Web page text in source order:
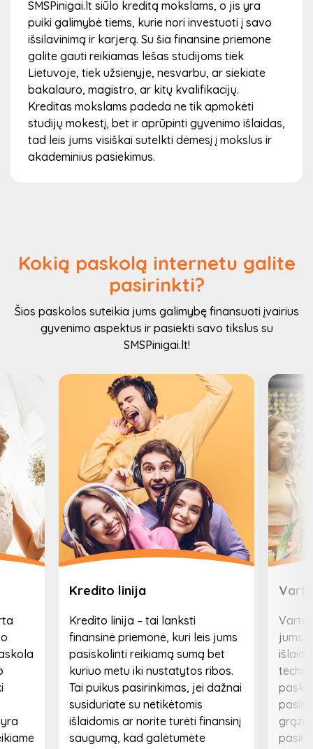
SMSPinigai.lt siūlo kreditą mokslams, o jis yra
puiki galimybė tiems, kurie nori investuoti į savo
išsilavinimą ir karjerą. Su šia finansine priemone
galite gauti reikiamas lėšas studijoms tiek
Lietuvoje, tiek užsienyje, nesvarbu, ar siekiate
bakalauro, magistro, ar kitų kvalifikacijų.
Kreditas mokslams padeda ne tik apmokėti
studijų mokestį, bet ir aprūpinti gyvenimo išlaidas,
tad leis jums visiškai sutelkti dėmesį į mokslus ir
akademinius pasiekimus.
Kokią paskolą internetu galite
pasirinkti?
Šios paskolos suteikia jums galimybę finansuoti įvairius
gyvenimo aspektus ir pasiekti savo tikslus su
SMSPinigai.lt!
Kredito linija
Kredito linija – tai lanksti
finansinė priemonė, kuri leis jums
pasiskolinti reikiamą sumą bet
kuriuo metu iki nustatytos ribos.
Tai puikus pasirinkimas, jei dažnai
susiduriate su netikėtomis
išlaidomis ar norite turėti finansinį
saugumą, kad galėtumėte
jums